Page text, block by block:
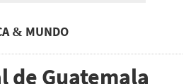
& MUNDO
de Guatemala